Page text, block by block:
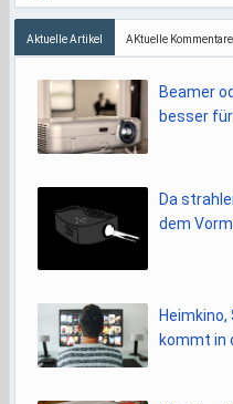
Aktuelle Artikel AKtuelle Kommentare
Beamer
besser
Da
dem
kommt in